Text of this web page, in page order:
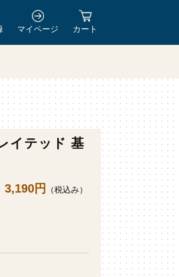
マイページ カート
イテッド 基
3,190円
（税込み）